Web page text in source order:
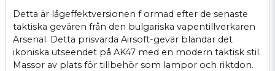
Detta är lågeffektversionen f ormad efter de senaste
taktiska gevären från den bulgariska vapentillverkaren
Arsenal. Detta prisvärda Airsoft-gevär blandar det
ikoniska utseendet på AK47 med en modern taktisk stil.
Massor av plats för tillbehör som lampor och riktdon.